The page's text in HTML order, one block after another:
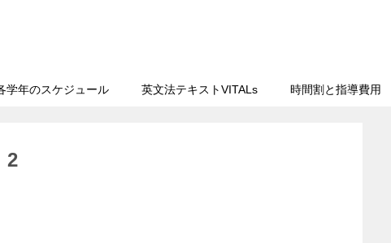
学年のスケジュール 英文法テキストVITALs 時間割と指導費用
2